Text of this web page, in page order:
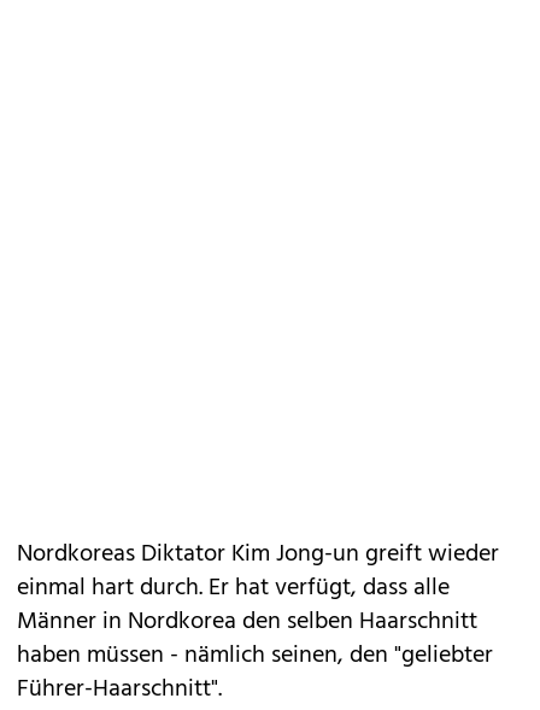
Nordkoreas Diktator Kim Jong-un greift wieder
einmal hart durch. Er hat verfügt, dass alle
Männer in Nordkorea den selben Haarschnitt
haben müssen - nämlich seinen, den "geliebter
Führer-Haarschnitt".